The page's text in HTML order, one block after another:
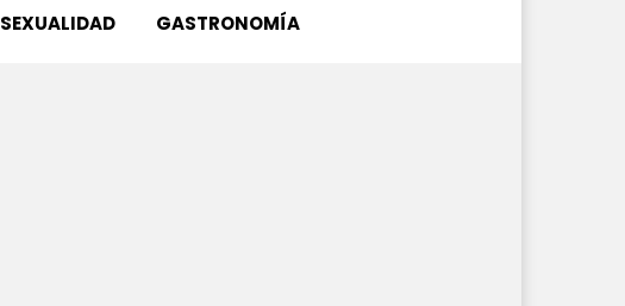
SEXUALIDAD GASTRONOMÍA